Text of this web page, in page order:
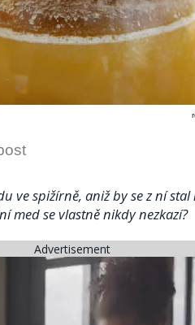
ve spižírně, aniž by se z ní
med se vlastně nikdy nezkazí?
Advertisement